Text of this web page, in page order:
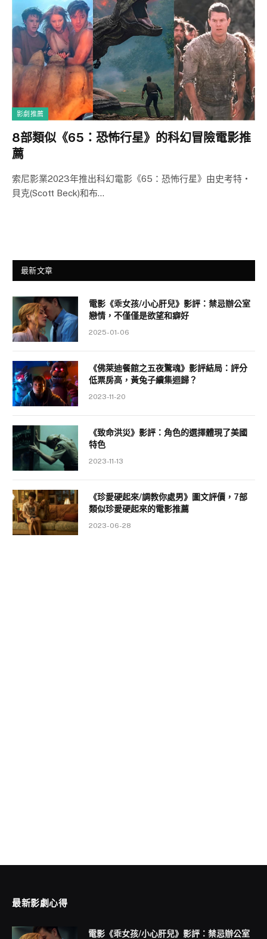
影劇推薦
8部類似《65：恐怖行星》的科幻冒險電影推
薦
索尼影業2023年推出科幻電影《65：恐怖行星》由史考特・
貝克(Scott Beck)和布…
最新文章
電影《乖女孩/小心肝兒》影評：禁忌辦公室
戀情，不僅僅是欲望和癖好
2025-01-06
《佛萊迪餐館之五夜驚魂》影評結局：評分
低票房高，黃兔子續集迴歸？
2023-11-20
《致命洪災》影評：角色的選擇體現了美國
特色
2023-11-13
《珍愛硬起來/調教你處男》圖文評價，7部
類似珍愛硬起來的電影推薦
2023-06-28
最新影劇心得
電影《乖女孩/小心肝兒》影評：禁忌辦公室